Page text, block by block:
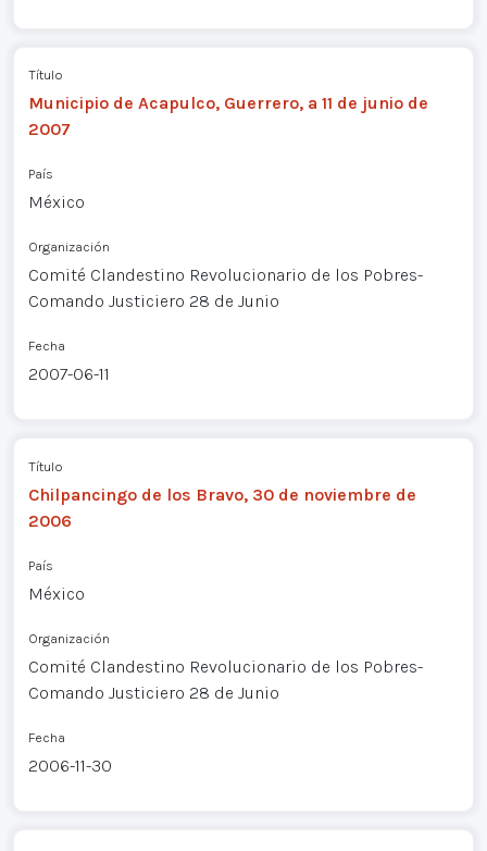
Título
Municipio de Acapulco, Guerrero, a 11 de junio de
2007
País
México
Organización
Comité Clandestino Revolucionario de los Pobres-
Comando Justiciero 28 de Junio
Fecha
2007-06-11
Título
Chilpancingo de los Bravo, 30 de noviembre de
2006
País
México
Organización
Comité Clandestino Revolucionario de los Pobres-
Comando Justiciero 28 de Junio
Fecha
2006-11-30